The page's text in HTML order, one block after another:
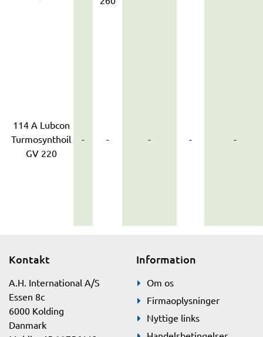
114 A Lubcon
Turmosynthoil
GV 220
- - - - -
Kontakt
A.H. International A/S
Essen 8c
6000 Kolding
Danmark
Information
Om os
Firmaoplysninger
Nyttige links